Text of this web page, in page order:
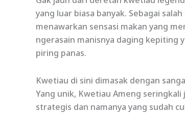
yang luar biasa banyak. Sebagai
menawarkan sensasi makan yang
ngerasain manisnya daging kepiting
piring panas.
Kwetiau di sini dimasak dengan
Yang unik, Kwetiau Ameng
strategis dan namanya yang sudah